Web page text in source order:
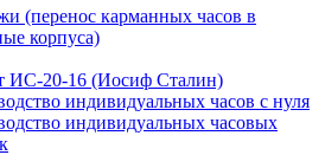
(перенос карманных часов в
корпуса)
ИС-20-16 (Иосиф Сталин)
индивидуальных часов с нуля
индивидуальных часовых